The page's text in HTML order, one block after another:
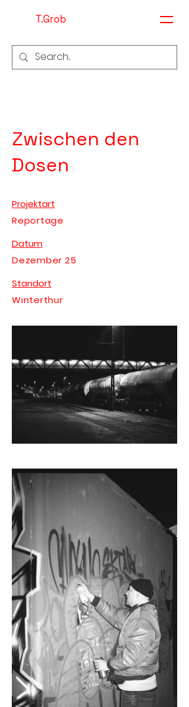
T.Grob
Zwischen den
Dosen
Projektart
Reportage
Datum
Dezember 25
Standort
Winterthur